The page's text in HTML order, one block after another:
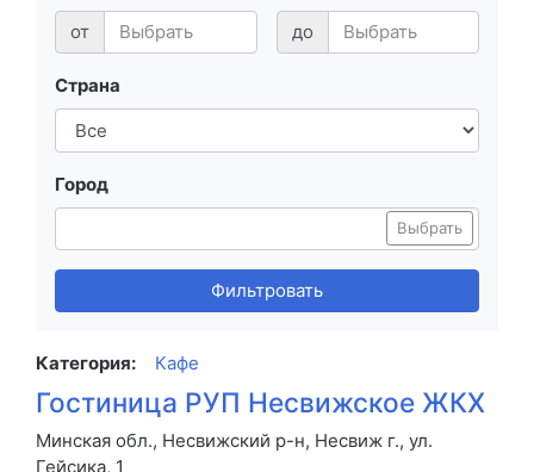
от
до
Страна
Город
Выбрать
Фильтровать
Категория: Кафе
Гостиница РУП Несвижское ЖКХ
Минская обл., Несвижский р-н, Несвиж г., ул.
Гейсика, 1